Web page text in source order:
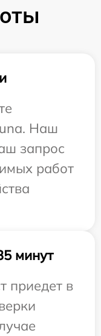
Наш
запрос
работ
минут
приедет в